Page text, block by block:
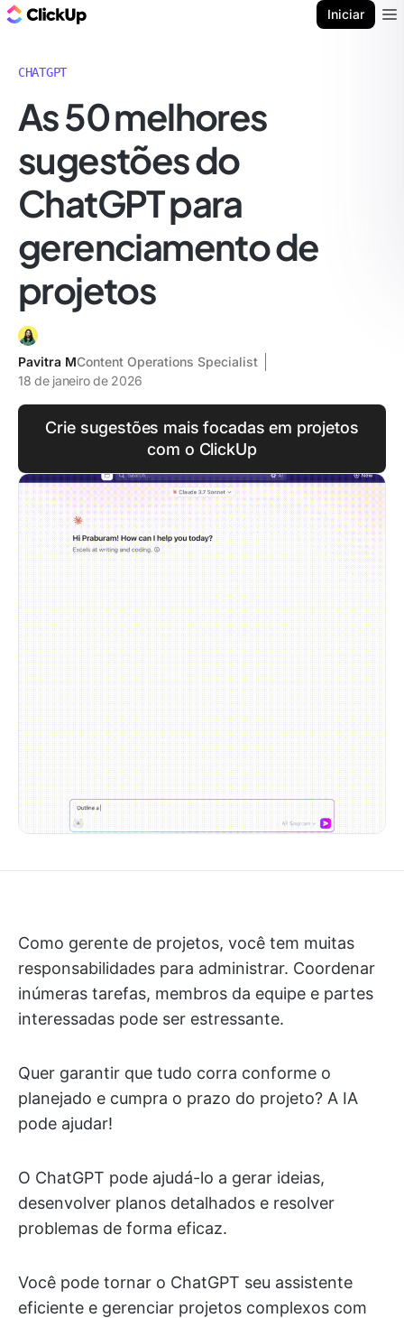
Iniciar
CHATGPT
As 50 melhores
sugestões do
ChatGPT para
gerenciamento de
projetos
Pavitra MContent Operations Specialist
18 de janeiro de 2026
Crie sugestões mais focadas em projetos
com o ClickUp
Como gerente de projetos, você tem muitas
responsabilidades para administrar. Coordenar
inúmeras tarefas, membros da equipe e partes
interessadas pode ser estressante.
Quer garantir que tudo corra conforme o
planejado e cumpra o prazo do projeto? A IA
pode ajudar!
O ChatGPT pode ajudá-lo a gerar ideias,
desenvolver planos detalhados e resolver
problemas de forma eficaz.
Você pode tornar o ChatGPT seu assistente
eficiente e gerenciar projetos complexos com